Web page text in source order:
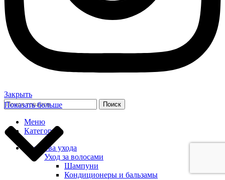
Показать больше
Закрыть
Поиск
Меню
Категории
Средства ухода
Уход за волосами
Шампуни
Кондиционеры и бальзамы